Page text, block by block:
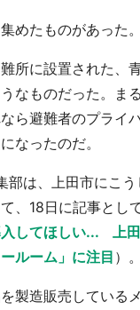
めたものがあった。
所に設置された、
なものだった。ま
ら避難者のプライ
なったのだ。
部は、上田市にこう
、18日に記事とし
してほしい... 上
ルーム」に注目 ）。
製造販売している